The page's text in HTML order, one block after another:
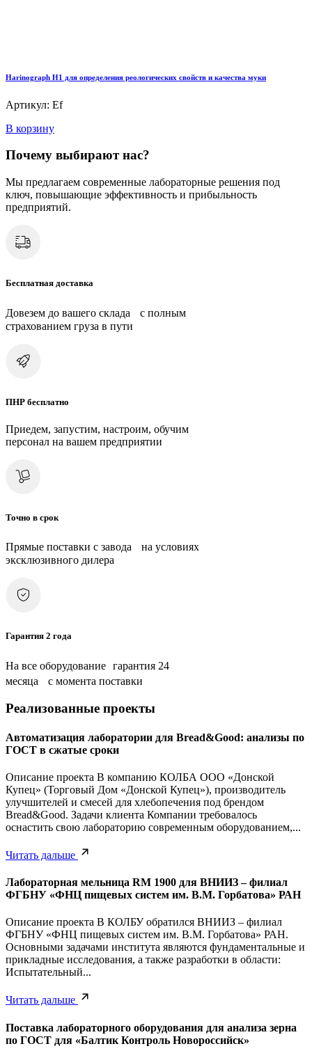
Harinograph Н1 для определения реологических свойств и качества муки
Артикул: Ef
В корзину
Почему выбирают нас?
Мы предлагаем современные лабораторные решения под
ключ, повышающие эффективность и прибыльность
предприятий.
Бесплатная доставка
Довезем до вашего склада с полным
страхованием груза в пути
ПНР бесплатно
Приедем, запустим, настроим, обучим
персонал на вашем предприятии
Точно в срок
Прямые поставки с завода на условиях
эксклюзивного дилера
Гарантия 2 года
На все оборудование гарантия 24
месяца с момента поставки
Реализованные проекты
Автоматизация лаборатории для Bread&Good: анализы по
ГОСТ в сжатые сроки
Описание проекта В компанию КОЛБА ООО «Донской
Купец» (Торговый Дом «Донской Купец»), производитель
улучшителей и смесей для хлебопечения под брендом
Bread&Good. Задачи клиента Компании требовалось
оснастить свою лабораторию современным оборудованием,...
Читать дальше
Лабораторная мельница RM 1900 для ВНИИЗ – филиал
ФГБНУ «ФНЦ пищевых систем им. В.М. Горбатова» РАН
Описание проекта В КОЛБУ обратился ВНИИЗ – филиал
ФГБНУ «ФНЦ пищевых систем им. В.М. Горбатова» РАН.
Основными задачами института являются фундаментальные и
прикладные исследования, а также разработки в области:
Испытательный...
Читать дальше
Поставка лабораторного оборудования для анализа зерна
по ГОСТ для «Балтик Контроль Новороссийск»